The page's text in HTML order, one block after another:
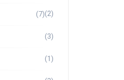
(2)
(7)
(3)
(1)